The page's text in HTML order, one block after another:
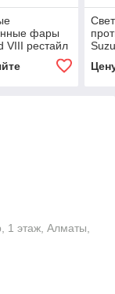
фары
VIII рестайл
1 этаж, Алматы,